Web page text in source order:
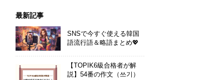
最新記事
SNSで今すぐ使える韓国
語流行語＆略語まとめ💖
【TOPIK6級合格者が解
説】54番の作文（쓰기）